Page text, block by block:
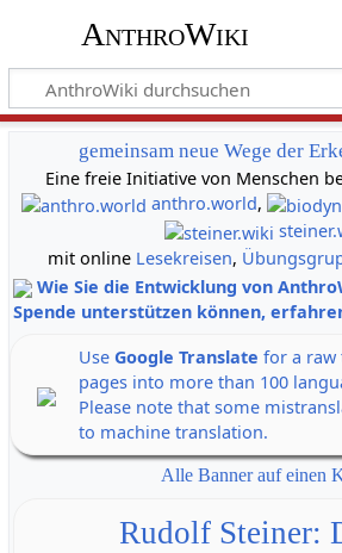
AnthroWiki
gemeinsam neue Wege der
Eine freie Initiative von Menschen
anthro.world,
mit online Lesekreisen,
Wie Sie die Entwicklung von
Spende unterstützen können,
Use Google Translate for a
pages into more than 100
Please note that some
to machine translation.
Alle Banner auf einen
Rudolf Steiner: